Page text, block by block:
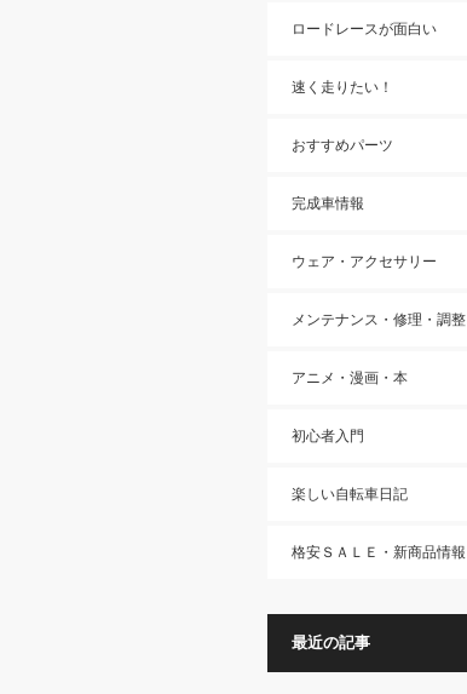
ロードレースが面白い
速く走りたい！
おすすめパーツ
完成車情報
ウェア・アクセサリー
メンテナンス・修理・調整
アニメ・漫画・本
初心者入門
楽しい自転車日記
格安ＳＡＬＥ・新商品情報
最近の記事